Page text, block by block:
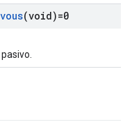
(void)=0